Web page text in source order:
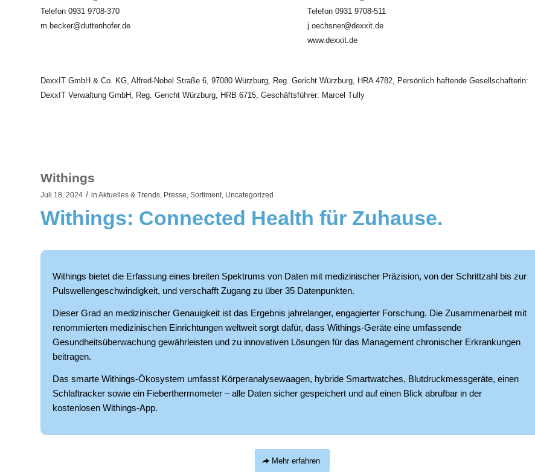
Telefon 0931 9708-370
m.becker@duttenhofer.de
Telefon 0931 9708-511
j.oechsner@dexxit.de
www.dexxit.de
DexxIT GmbH & Co. KG, Alfred-Nobel Straße 6, 97080 Würzburg, Reg. Gericht Würzburg, HRA 4782, Persönlich haftende Gesellschafterin:
DexxIT Verwaltung GmbH, Reg. Gericht Würzburg, HRB 6715, Geschäftsführer: Marcel Tully
Withings
Juli 18, 2024 / in Aktuelles & Trends Presse Sortiment Uncategorized
Withings: Connected Health für Zuhause.
Withings bietet die Erfassung eines breiten Spektrums von Daten mit medizinischer Präzision, von der Schrittzahl bis zur
Pulswellengeschwindigkeit, und verschafft Zugang zu über 35 Datenpunkten.
Dieser Grad an medizinischer Genauigkeit ist das Ergebnis jahrelanger, engagierter Forschung. Die Zusammenarbeit mit
renommierten medizinischen Einrichtungen weltweit sorgt dafür, dass Withings-Geräte eine umfassende
Gesundheitsüberwachung gewährleisten und zu innovativen Lösungen für das Management chronischer Erkrankungen
beitragen.
Das smarte Withings-Ökosystem umfasst Körperanalysewaagen, hybride Smartwatches, Blutdruckmessgeräte, einen
Schlaftracker sowie ein Fieberthermometer – alle Daten sicher gespeichert und auf einen Blick abrufbar in der
kostenlosen Withings-App.
Mehr erfahren